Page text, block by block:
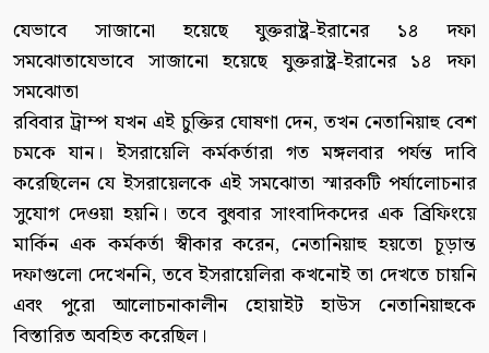
যেভাবে সাজানো হয়েছে যুক্তরাষ্ট্র-ইরানের ১৪ দফা
সমঝোতাযেভাবে সাজানো হয়েছে যুক্তরাষ্ট্র-ইরানের ১৪ দফা
সমঝোতা
রবিবার ট্রাম্প যখন এই চুক্তির ঘোষণা দেন, তখন নেতানিয়াহু বেশ
চমকে যান। ইসরায়েলি কর্মকর্তারা গত মঙ্গলবার পর্যন্ত দাবি
করেছিলেন যে ইসরায়েলকে এই সমঝোতা স্মারকটি পর্যালোচনার
সুযোগ দেওয়া হয়নি। তবে বুধবার সাংবাদিকদের এক ব্রিফিংয়ে
মার্কিন এক কর্মকর্তা স্বীকার করেন, নেতানিয়াহু হয়তো চূড়ান্ত
দফাগুলো দেখেননি, তবে ইসরায়েলিরা কখনোই তা দেখতে চায়নি
এবং পুরো আলোচনাকালীন হোয়াইট হাউস নেতানিয়াহুকে
বিস্তারিত অবহিত করেছিল।